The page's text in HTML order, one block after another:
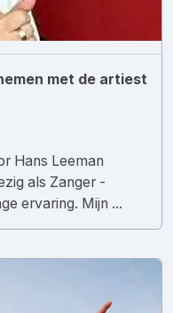
met de artiest
Hans Leeman
als Zanger -
ervaring. Mijn ...